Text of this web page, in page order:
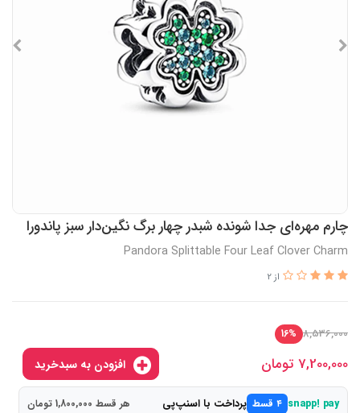
چارم مهره‌ای جدا شونده شبدر چهار برگ نگین‌دار سبز پاندورا
Pandora Splittable Four Leaf Clover Charm
از 2
8,536,000
16%
7,200,000 تومان
snapp! pay ۴ قسط پرداخت با اسنپ‌پی هر قسط 1,800,000 تومان